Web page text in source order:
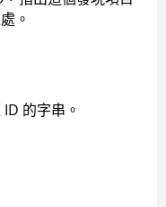
。
的字串。